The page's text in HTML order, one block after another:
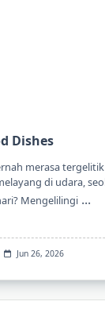
Dishes
merasa
di udara,
Mengelilingi ...
Jun 26, 2026